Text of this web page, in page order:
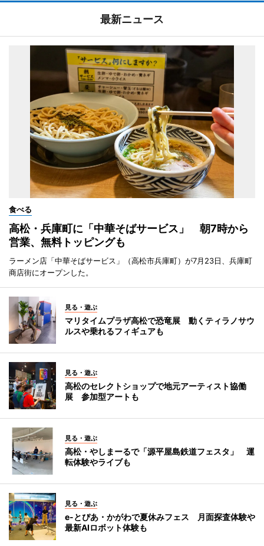
最新ニュース
食べる
高松・兵庫町に「中華そばサービス」 朝7時から
営業、無料トッピングも
ラーメン店「中華そばサービス」（高松市兵庫町）が7月23日、兵庫町
商店街にオープンした。
見る・遊ぶ
マリタイムプラザ高松で恐竜展 動くティラノサウ
ルスや乗れるフィギュアも
見る・遊ぶ
高松のセレクトショップで地元アーティスト協働
展 参加型アートも
見る・遊ぶ
高松・やしまーるで「源平屋島鉄道フェスタ」 運
転体験やライブも
見る・遊ぶ
e-とぴあ・かがわで夏休みフェス 月面探査体験や
最新AIロボット体験も